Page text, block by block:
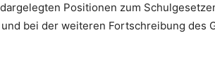
Positionen zum
bei der weiteren Fortschreibung des